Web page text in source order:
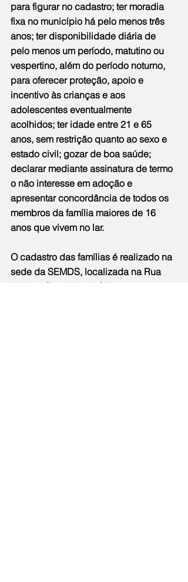
para figurar no cadastro; ter moradia
fixa no município há pelo menos três
anos; ter disponibilidade diária de
pelo menos um período, matutino ou
vespertino, além do período noturno,
para oferecer proteção, apoio e
incentivo às crianças e aos
adolescentes eventualmente
acolhidos; ter idade entre 21 e 65
anos, sem restrição quanto ao sexo e
estado civil; gozar de boa saúde;
declarar mediante assinatura de termo
o não interesse em adoção e
apresentar concordância de todos os
membros da família maiores de 16
anos que vivem no lar.
O cadastro das famílias é realizado na
sede da SEMDS, localizada na Rua
Liajane Carvalho da Silva, n° 97, em